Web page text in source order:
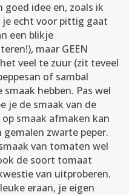
goed idee en, zoals ik
je echt voor pittig gaat
een blikje
maar GEEN
veel te zuur (zit teveel
of sambal
hebben. Pas wel
je de smaak van de
smaak afmaken kan
zwarte peper.
van tomaten wel
de soort tomaat
van uitproberen.
eraan, je eigen